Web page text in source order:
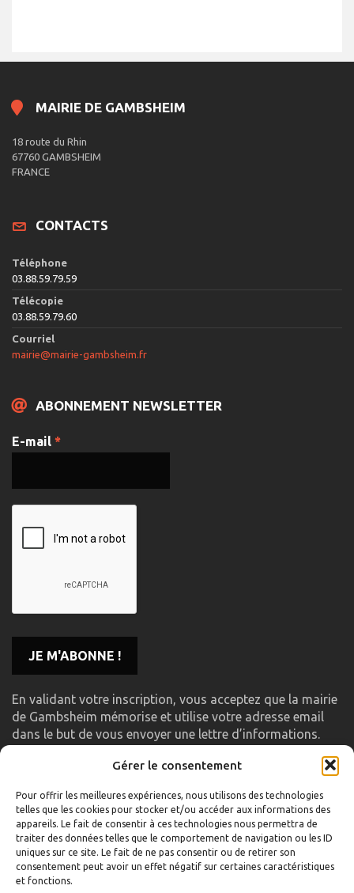
Gérer le consentement
Pour offrir les meilleures expériences, nous utilisons des technologies
telles que les cookies pour stocker et/ou accéder aux informations des
appareils. Le fait de consentir à ces technologies nous permettra de
traiter des données telles que le comportement de navigation ou les ID
uniques sur ce site. Le fait de ne pas consentir ou de retirer son
consentement peut avoir un effet négatif sur certaines caractéristiques
et fonctions.
MAIRIE DE GAMBSHEIM
18 route du Rhin
67760 GAMBSHEIM
FRANCE
CONTACTS
Téléphone
03.88.59.79.59
Télécopie
03.88.59.79.60
Courriel
mairie@mairie-gambsheim.fr
ABONNEMENT NEWSLETTER
E-mail *
En validant votre inscription, vous acceptez que la mairie
de Gambsheim mémorise et utilise votre adresse email
dans le but de vous envoyer une lettre d’informations.
LIENS UTILES
Accueil
Formulaire de contact
Gambs TV